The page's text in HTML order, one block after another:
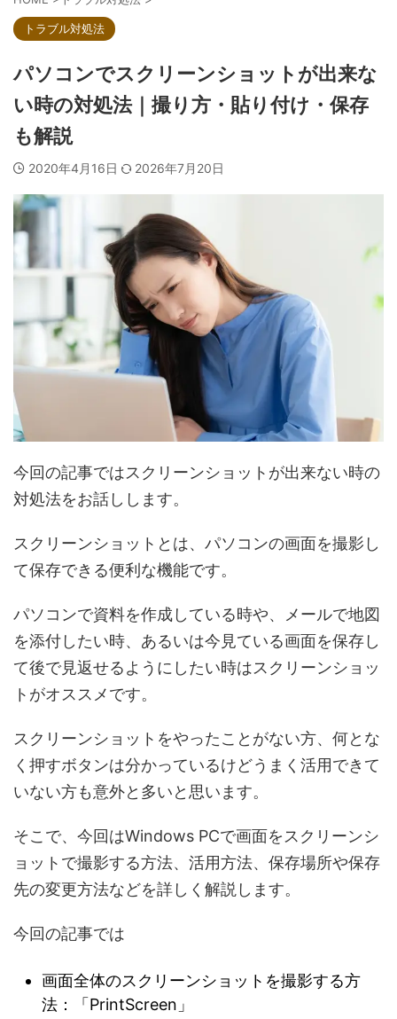
トラブル対処法
パソコンでスクリーンショットが出来な
い時の対処法｜撮り方・貼り付け・保存
も解説
2020年4月16日 2026年7月20日
今回の記事ではスクリーンショットが出来ない時の
対処法をお話しします。
スクリーンショットとは、パソコンの画面を撮影し
て保存できる便利な機能です。
パソコンで資料を作成している時や、メールで地図
を添付したい時、あるいは今見ている画面を保存し
て後で見返せるようにしたい時はスクリーンショッ
トがオススメです。
スクリーンショットをやったことがない方、何とな
く押すボタンは分かっているけどうまく活用できて
いない方も意外と多いと思います。
そこで、今回はWindows PCで画面をスクリーンシ
ョットで撮影する方法、活用方法、保存場所や保存
先の変更方法などを詳しく解説します。
今回の記事では
画面全体のスクリーンショットを撮影する方
法：「PrintScreen」